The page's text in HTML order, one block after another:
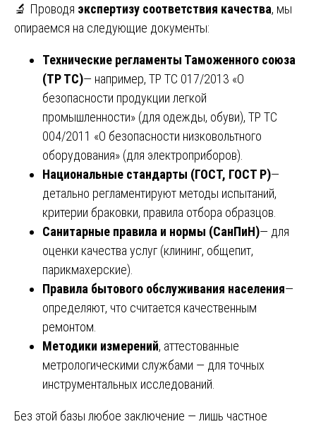
🔬 Проводя экспертизу соответствия качества, мы
опираемся на следующие документы:
Технические регламенты Таможенного союза
(ТР ТС)— например, ТР ТС 017/2013 «О
безопасности продукции легкой
промышленности» (для одежды, обуви), ТР ТС
004/2011 «О безопасности низковольтного
оборудования» (для электроприборов).
Национальные стандарты (ГОСТ, ГОСТ Р)—
детально регламентируют методы испытаний,
критерии браковки, правила отбора образцов.
Санитарные правила и нормы (СанПиН)— для
оценки качества услуг (клининг, общепит,
парикмахерские).
Правила бытового обслуживания населения—
определяют, что считается качественным
ремонтом.
Методики измерений, аттестованные
метрологическими службами — для точных
инструментальных исследований.
Без этой базы любое заключение — лишь частное